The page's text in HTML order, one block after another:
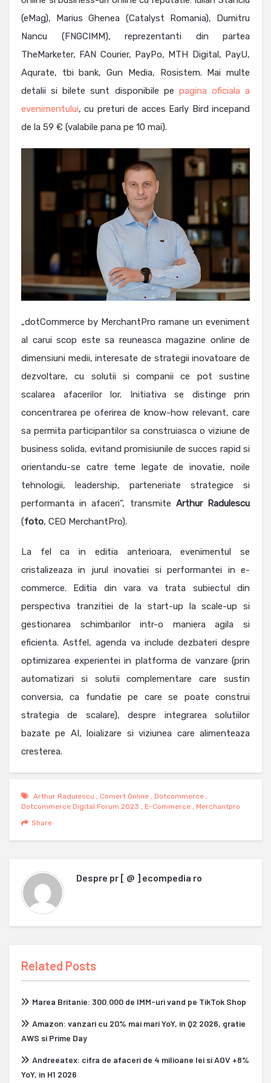
(eMag), Marius Ghenea (Catalyst Romania), Dumitru
Nancu (FNGCIMM), reprezentanti din partea
TheMarketer, FAN Courier, PayPo, MTH Digital, PayU,
Aqurate, tbi bank, Gun Media, Rosistem. Mai multe
detalii si bilete sunt disponibile pe pagina oficiala a
evenimentului, cu preturi de acces Early Bird incepand
de la 59 € (valabile pana pe 10 mai).
„dotCommerce by MerchantPro ramane un eveniment
al carui scop este sa reuneasca magazine online de
dimensiuni medii, interesate de strategii inovatoare de
dezvoltare, cu solutii si companii ce pot sustine
scalarea afacerilor lor. Initiativa se distinge prin
concentrarea pe oferirea de know-how relevant, care
sa permita participantilor sa construiasca o viziune de
business solida, evitand promisiunile de succes rapid si
orientandu-se catre teme legate de inovatie, noile
tehnologii, leadership, parteneriate strategice si
performanta in afaceri”, transmite Arthur Radulescu
(foto, CEO MerchantPro).
La fel ca in editia anterioara, evenimentul se
cristalizeaza in jurul inovatiei si performantei in e-
commerce. Editia din vara va trata subiectul din
perspectiva tranzitiei de la start-up la scale-up si
gestionarea schimbarilor intr-o maniera agila si
eficienta. Astfel, agenda va include dezbateri despre
optimizarea experientei in platforma de vanzare (prin
automatizari si solutii complementare care sustin
conversia, ca fundatie pe care se poate construi
strategia de scalare), despre integrarea solutiilor
bazate pe AI, loializare si viziunea care alimenteaza
cresterea.
Arthur Radulescu , Comert Online , Dotcommerce ,
Dotcommerce Digital Forum 2023 , E-Commerce , Merchantpro
Share
Despre pr [ @ ] ecompedia ro
Related Posts
Marea Britanie: 300.000 de IMM-uri vand pe TikTok Shop
Amazon: vanzari cu 20% mai mari YoY, in Q2 2026, gratie
AWS si Prime Day
Andreeatex: cifra de afaceri de 4 milioane lei si AOV +8%
YoY, in H1 2026